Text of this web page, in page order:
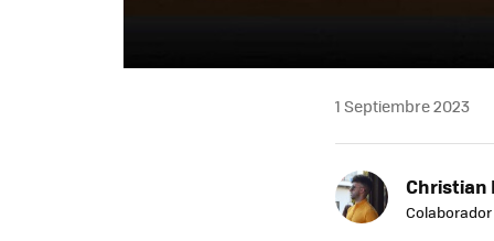
1 Septiembre 2023
Christian
Colaborador